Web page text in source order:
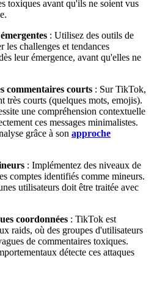
toxiques avant qu'ils ne soient vus
: Utilisez des outils de
les challenges et tendances
leur émergence, avant qu'elles ne
commentaires courts : Sur TikTok,
très courts (quelques mots, emojis).
une compréhension contextuelle
ces messages minimalistes.
grâce à son approche
: Implémentez des niveaux de
comptes identifiés comme mineurs.
utilisateurs doit être traitée avec
coordonnées : TikTok est
raids, où des groupes d'utilisateurs
de commentaires toxiques.
détecte ces attaques